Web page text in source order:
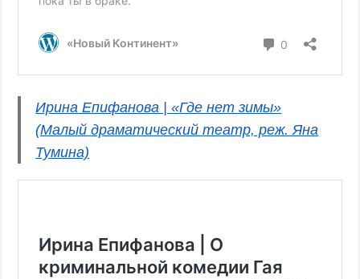
Ирина Епифанова | «Где нет зимы»
(Малый драматический театр, реж. Яна
Тумина)